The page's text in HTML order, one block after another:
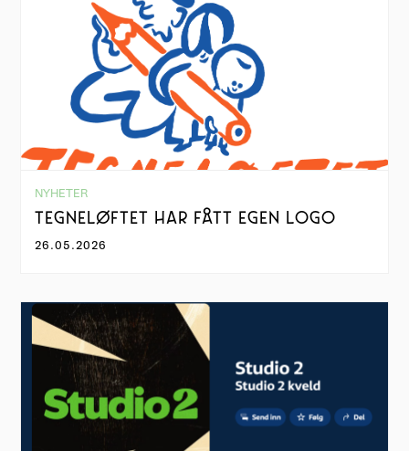
NYHETER
TEGNELØFTET HAR FÅTT EGEN LOGO
26.05.2026